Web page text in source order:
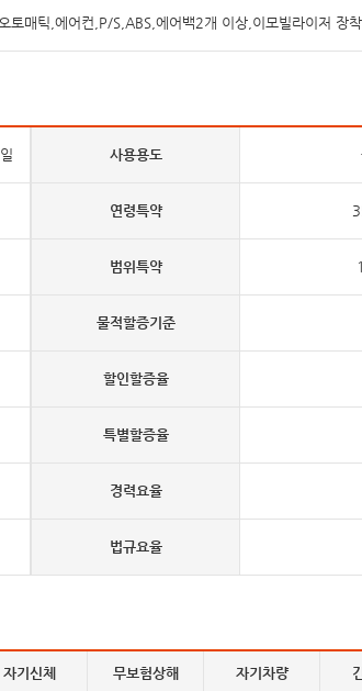
토매틱,에어컨,P/S,ABS,에어백2개 이상,이모빌라이저 장
사용용도
연령특약
범위특약
물적할증기준
할인할증율
특별할증율
경력요율
법규요율
자기신체 무보험상해 자기차량